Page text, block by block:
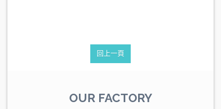
回上一頁
OUR FACTORY